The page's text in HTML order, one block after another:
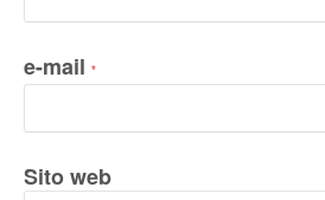
e-mail *
Sito web